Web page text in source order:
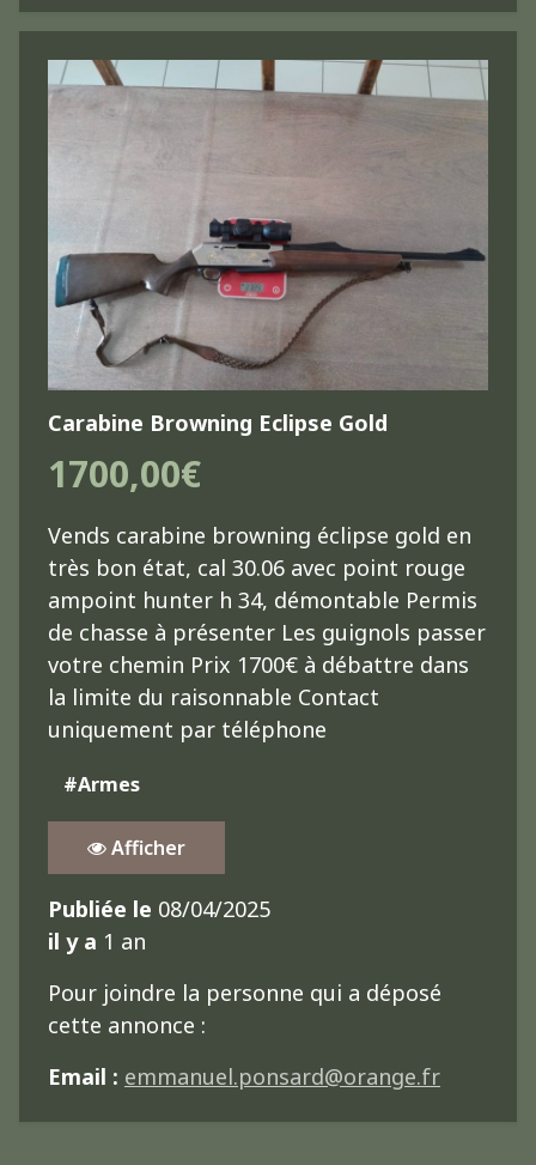
Carabine Browning Eclipse Gold
1700,00€
Vends carabine browning éclipse gold en
très bon état, cal 30.06 avec point rouge
ampoint hunter h 34, démontable Permis
de chasse à présenter Les guignols passer
votre chemin Prix 1700€ à débattre dans
la limite du raisonnable Contact
uniquement par téléphone
#Armes
Afficher
Publiée le 08/04/2025
il y a 1 an
Pour joindre la personne qui a déposé
cette annonce :
Email : emmanuel.ponsard@orange.fr